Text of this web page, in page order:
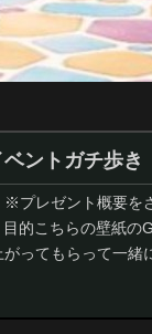
ントガチ歩き
プレゼント概要を
的こちらの壁紙の
ってもらって一緒